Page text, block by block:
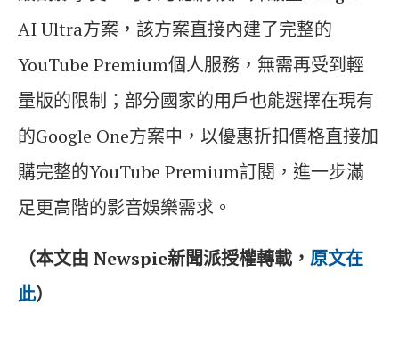
AI Ultra方案，該方案直接內建了完整的
YouTube Premium個人服務，無需再受到輕
量版的限制；部分國家的用戶也能選擇在現有
的Google One方案中，以優惠折扣價格直接加
購完整的YouTube Premium訂閱，進一步滿
足更高階的影音娛樂需求。
（本文由 Newspie新聞派授權轉載， 原文在
此）